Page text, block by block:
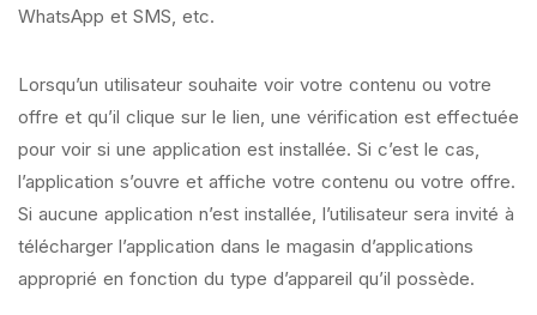
WhatsApp et SMS, etc.
Lorsqu’un utilisateur souhaite voir votre contenu ou votre
offre et qu’il clique sur le lien, une vérification est effectuée
pour voir si une application est installée. Si c’est le cas,
l’application s’ouvre et affiche votre contenu ou votre offre.
Si aucune application n’est installée, l’utilisateur sera invité à
télécharger l’application dans le magasin d’applications
approprié en fonction du type d’appareil qu’il possède.